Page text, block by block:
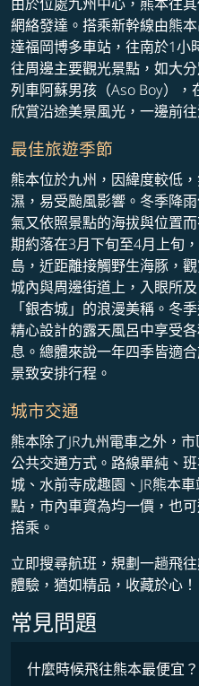
網絡發達。搭乘新幹線由熊
達福岡博多車站，往南於1小
往周邊主要觀光景點，如大
列車阿蘇男孩（Aso Boy），
欣賞沿途美景風光，一邊前
最佳旅遊季節
熊本位於九州，因緯度較低
濕，易受颱風影響。冬季降
氣又依照景點的海拔與位置
期約落在3月下旬至4月上旬
島，近距離接觸野生海豚，
城內與周邊街道上，入眼所
「銀杏城」的浪漫美稱。冬
精心設計的露天風呂中享受
息。總體來說一年四季皆適
景致安排行程。
城市交通
熊本除了JR九州電車之外，
公共交通方式。路線單純、
城、水前寺成趣園、JR熊本
點，市內車資為均一價，也
搭乘。
立即搜尋航班，規劃一趟飛
體驗，猶如精品，收藏於心！
常見問題
什麼時候飛往熊本最便宜？